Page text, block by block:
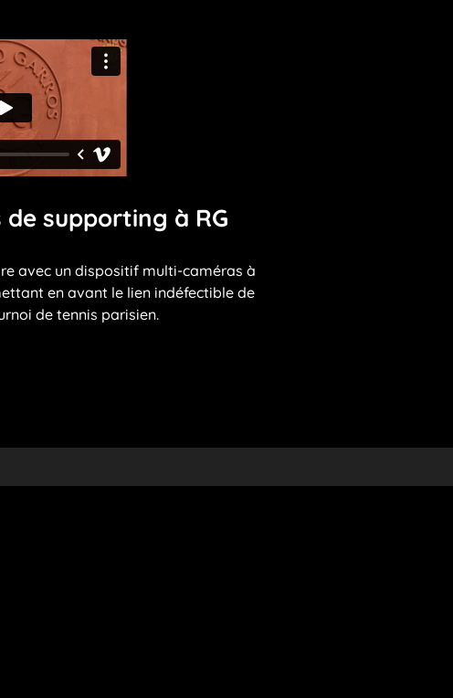
de supporting à RG
avec un dispositif multi-caméras à
en avant le lien indéfectible de
de tennis parisien.